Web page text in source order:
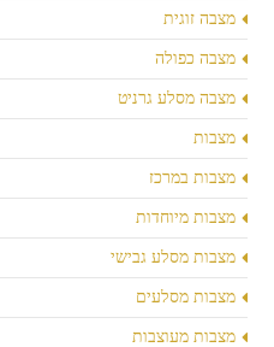
מצבה זוגית
מצבה כפולה
מצבה מסלע גרניט
מצבות
מצבות במרכז
מצבות מיוחדות
מצבות מסלע גבישי
מצבות מסלעים
מצבות מעוצבות